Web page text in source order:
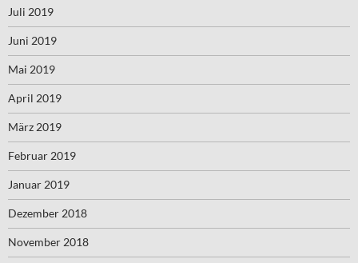
Juli 2019
Juni 2019
Mai 2019
April 2019
März 2019
Februar 2019
Januar 2019
Dezember 2018
November 2018